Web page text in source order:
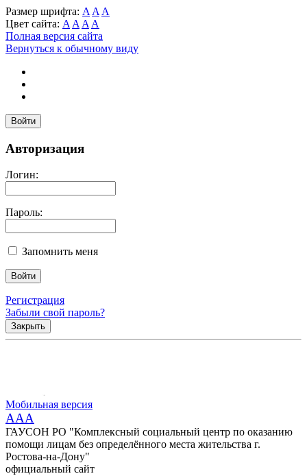
Размер шрифта: A A A
Цвет сайта: A A A A
Полная версия сайта
Вернуться к обычному виду
Войти
Авторизация
Логин:
Пароль:
Запомнить меня
Регистрация
Забыли свой пароль?
Закрыть
Мобильная версия
AAA
ГАУСОН РО "Комплексный социальный центр по оказанию
помощи лицам без определённого места жительства г.
Ростова-на-Дону"
официальный сайт